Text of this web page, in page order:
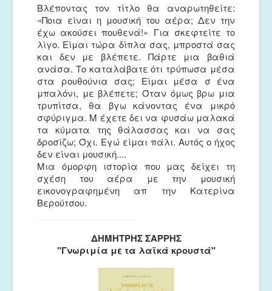
Βλέποντας τον τίτλο θα αναρωτηθείτε:
«Ποια είναι η μουσική του αέρα; Δεν την
έχω ακούσει πουθενά!» Για σκεφτείτε το
λίγο. Είμαι τώρα δίπλα σας, μπροστά σας
και δεν με βλέπετε. Πάρτε μια βαθιά
ανάσα. Το καταλάβατε ότι τρύπωσα μέσα
στα ρουθούνια σας; Είμαι μέσα σ ένα
μπαλόνι, με βλέπετε; Όταν όμως βρω μια
τρυπίτσα, θα βγω κάνοντας ένα μικρό
σφύριγμα. Μ έχετε δει να φυσάω μαλακά
τα κύματα της θάλασσας και να σας
δροσίζω; Όχι. Εγώ είμαι πάλι. Αυτός ο ήχος
δεν είναι μουσική....
Μια όμορφη ιστορία που μας δείχει τη
σχέση του αέρα με την μουσική
εικονογραφημένη απ την Κατερίνα
Βερούτσου.
ΔΗΜΗΤΡΗΣ ΣΑΡΡΗΣ
"Γνωριμία με τα λαϊκά κρουστά"